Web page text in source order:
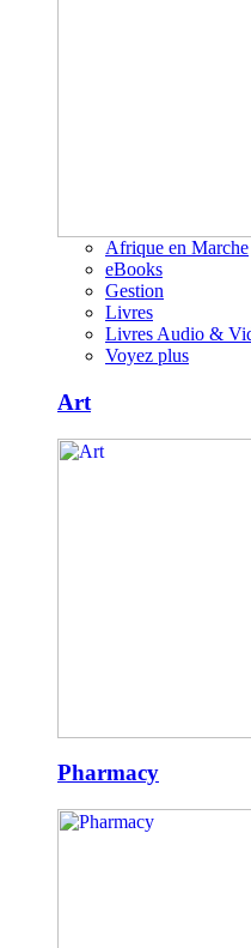
Afrique en Marche
eBooks
Gestion
Livres
Livres Audio &
Voyez plus
Art
Pharmacy